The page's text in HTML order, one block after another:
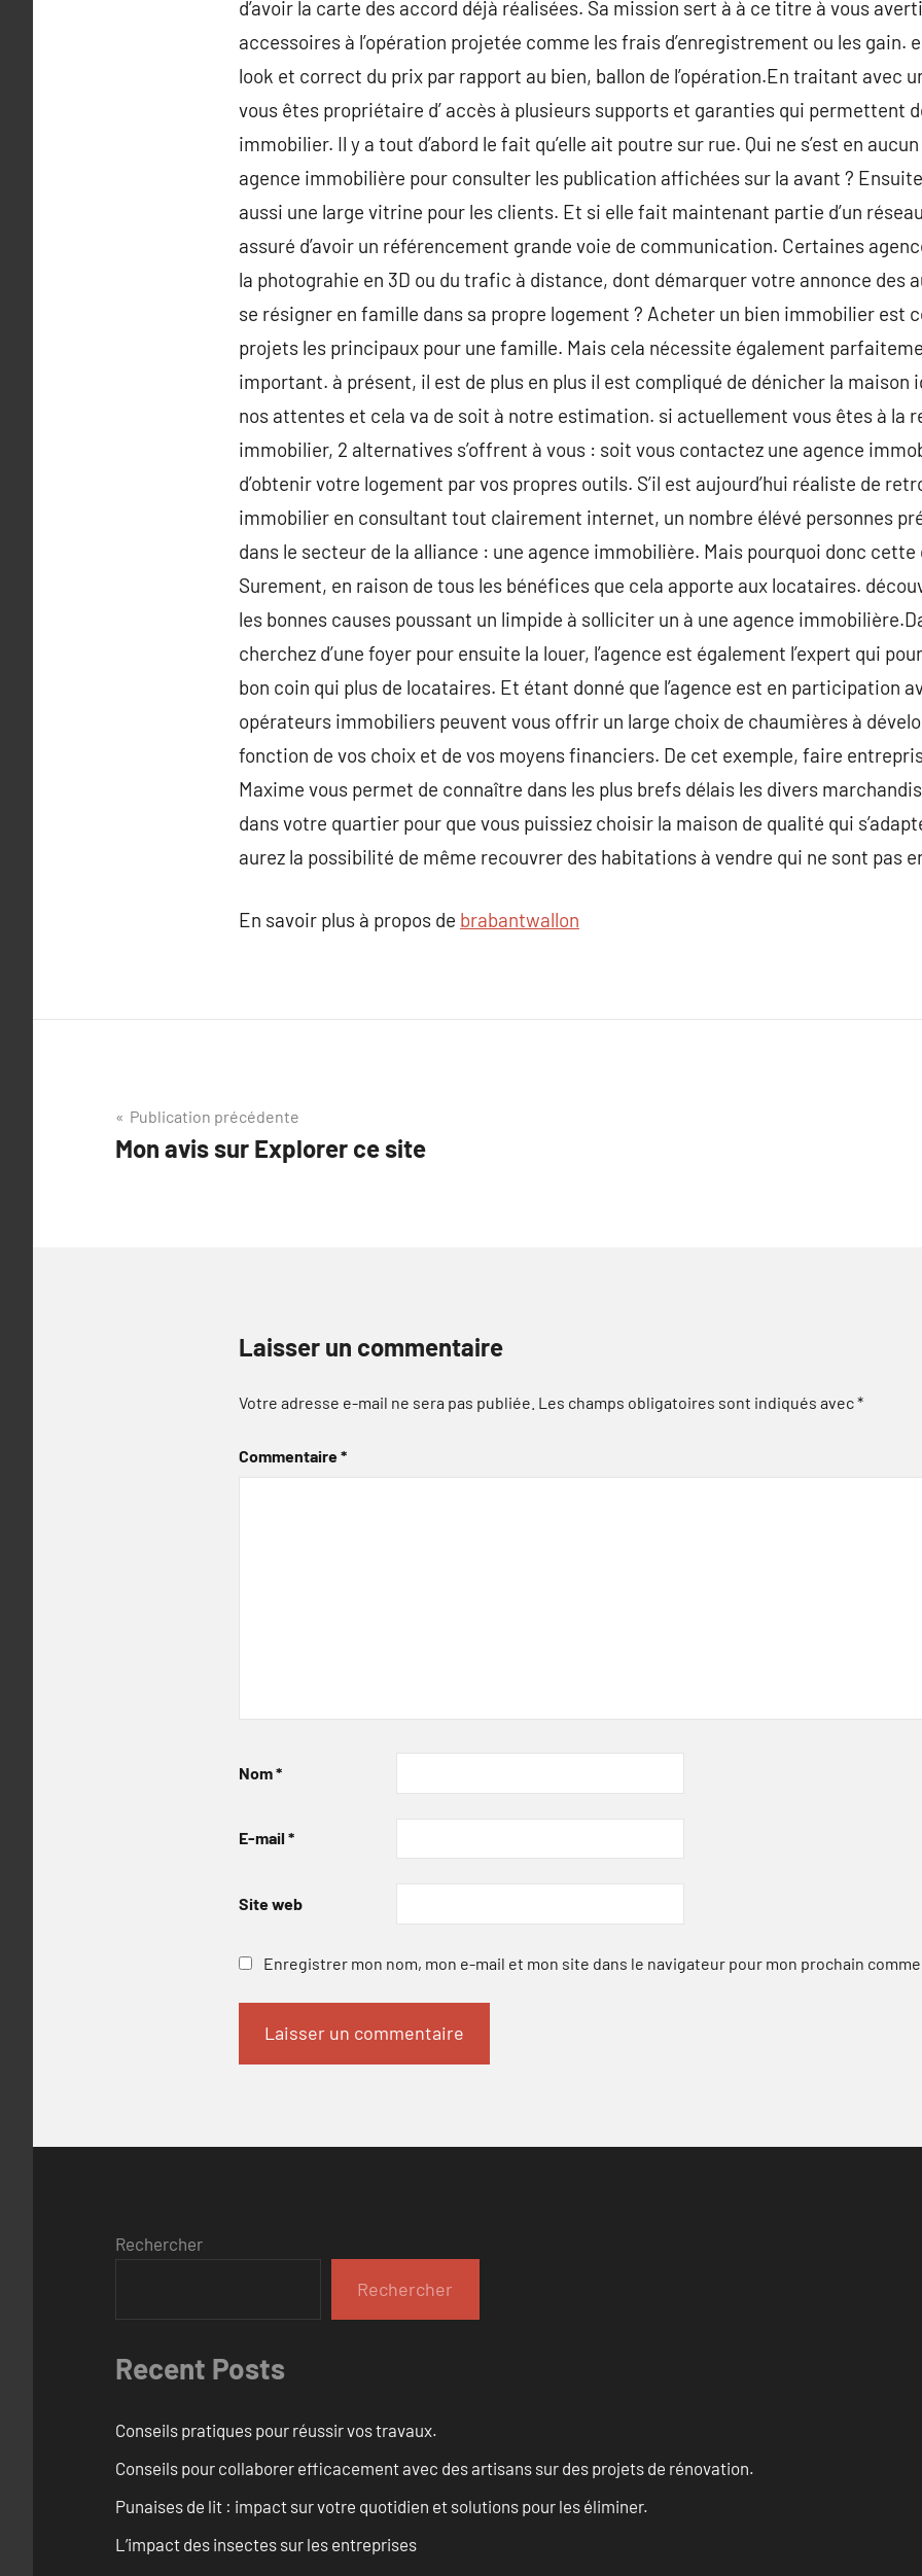
d’avoir la carte des accord déjà réalisées. Sa mission sert à à ce titre à vous
accessoires à l’opération projetée comme les frais d’enregistrement ou les gain.
look et correct du prix par rapport au bien, ballon de l’opération.En traitant avec
vous êtes propriétaire d’ accès à plusieurs supports et garanties qui permettent
immobilier. Il y a tout d’abord le fait qu’elle ait poutre sur rue. Qui ne s’est en
agence immobilière pour consulter les publication affichées sur la avant ?
aussi une large vitrine pour les clients. Et si elle fait maintenant partie d’un
assuré d’avoir un référencement grande voie de communication. Certaines
la photograhie en 3D ou du trafic à distance, dont démarquer votre annonce des
se résigner en famille dans sa propre logement ? Acheter un bien immobilier est
projets les principaux pour une famille. Mais cela nécessite également
important. à présent, il est de plus en plus il est compliqué de dénicher la maison
nos attentes et cela va de soit à notre estimation. si actuellement vous êtes à la
immobilier, 2 alternatives s’offrent à vous : soit vous contactez une agence
d’obtenir votre logement par vos propres outils. S’il est aujourd’hui réaliste de
immobilier en consultant tout clairement internet, un nombre élévé personnes
dans le secteur de la alliance : une agence immobilière. Mais pourquoi donc
Surement, en raison de tous les bénéfices que cela apporte aux locataires.
les bonnes causes poussant un limpide à solliciter un à une agence
cherchez d’une foyer pour ensuite la louer, l’agence est également l’expert qui
bon coin qui plus de locataires. Et étant donné que l’agence est en participation
opérateurs immobiliers peuvent vous offrir un large choix de chaumières à
fonction de vos choix et de vos moyens financiers. De cet exemple, faire
Maxime vous permet de connaître dans les plus brefs délais les divers
dans votre quartier pour que vous puissiez choisir la maison de qualité qui
aurez la possibilité de même recouvrer des habitations à vendre qui ne sont pas
En savoir plus à propos de brabantwallon
Navigation
de
Publication précédente
Mon avis sur Explorer ce site
Laisser un commentaire
Votre adresse e-mail ne sera pas publiée. Les champs obligatoires sont indiqués avec*
Commentaire*
Nom*
E-mail *
Site web
Enregistrer mon nom, mon e-mail et mon site dans le navigateur pour mon prochain
Rechercher
Rechercher
Recent Posts
Conseils pratiques pour réussir vos travaux.
Conseils pour collaborer efficacement avec des artisans sur des projets de rénovation.
Punaises de lit : impact sur votre quotidien et solutions pour les éliminer.
L’impact des insectes sur les entreprises